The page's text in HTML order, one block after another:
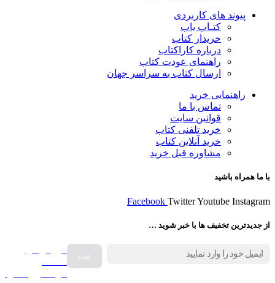
پیوند های کاربردی
کتـاب یاب
خریدار کتاب
درباره کاراکتاب
راهنمای عودت کتاب
ارسال کتاب به سراسر جهان
راهنمایی خرید
تماس با ما
قوانین سایت
خرید تلفنی کتاب
خرید آنلاین کتاب
مشاوره قبل خرید
با ما همراه باشید
Facebook TwitterYoutube Instagram
از جدیدترین تخفیف ها با خبر شوید …
فروش انواع